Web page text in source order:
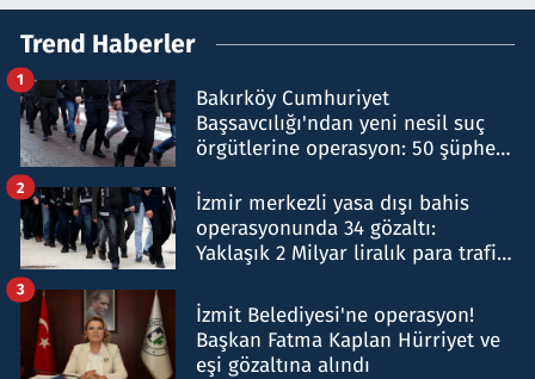
Trend Haberler
Bakırköy Cumhuriyet
Başsavcılığı'ndan yeni nesil suç
örgütlerine operasyon: 50 şüpheli
1
İzmir merkezli yasa dışı bahis
operasyonunda 34 gözaltı:
Yaklaşık 2 Milyar liralık para trafiği
2
İzmit Belediyesi'ne operasyon!
Başkan Fatma Kaplan Hürriyet ve
eşi gözaltına alındı
3